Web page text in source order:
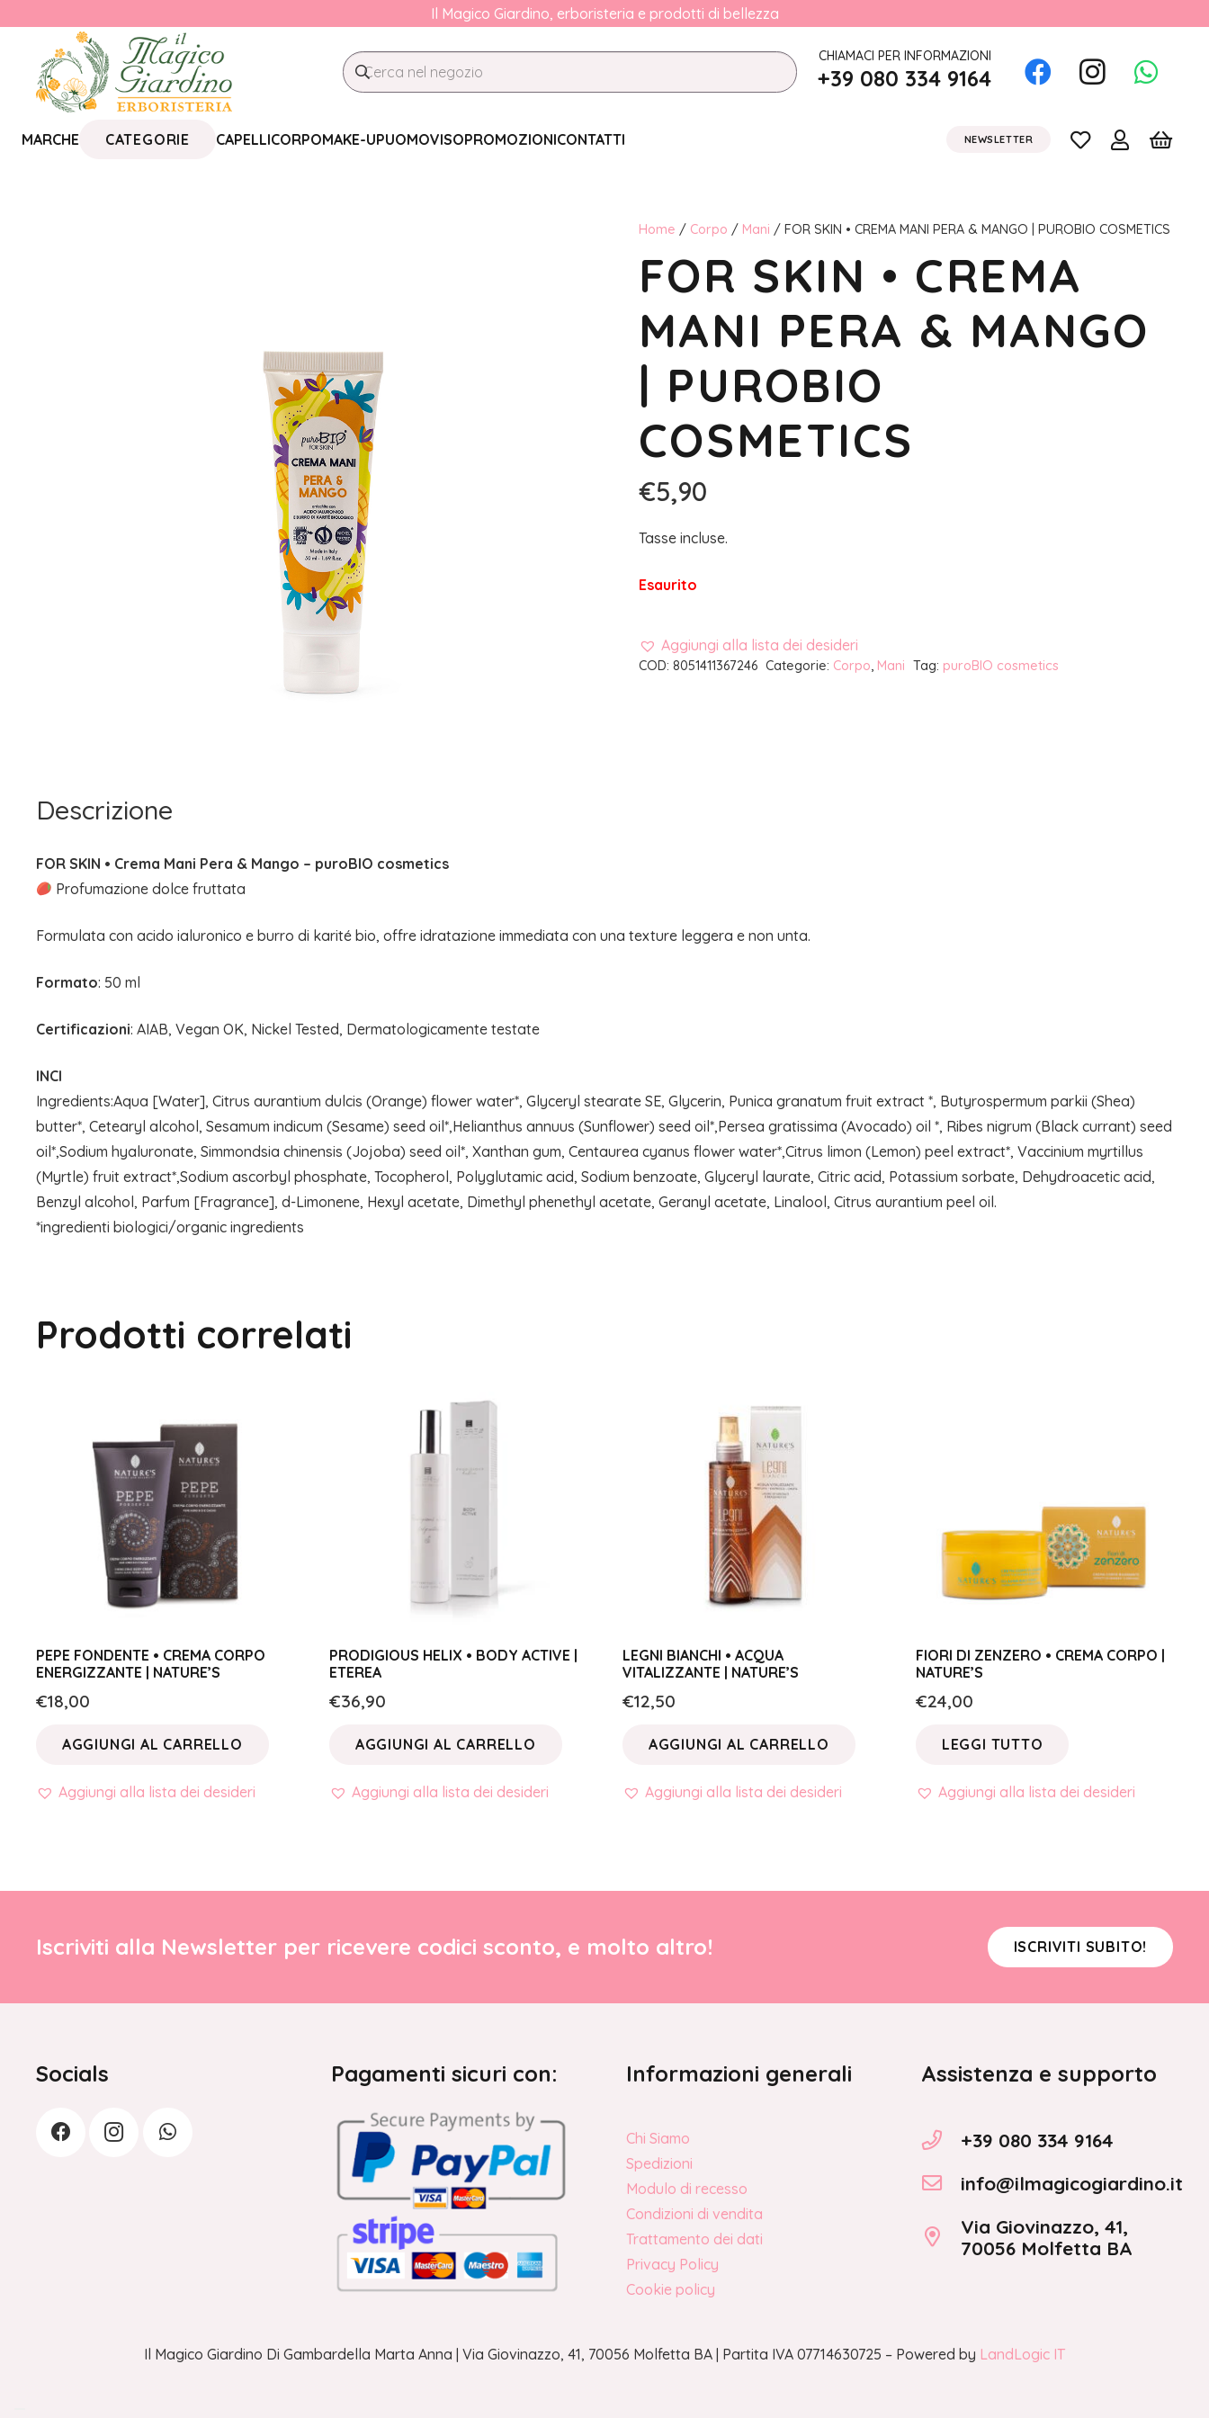
Il Magico Giardino, erboristeria e prodotti di bellezza
CHIAMACI PER INFORMAZIONI
+39 080 334 9164
MARCHE CATEGORIE CAPELLICORPOMAKE-UPUOMOVISOPROMOZIONICONTATTI NEWSLETTER
Home / Corpo / Mani / FOR SKIN • CREMA MANI PERA & MANGO | PUROBIO COSMETICS
FOR SKIN • CREMA
MANI PERA & MANGO
| PUROBIO
COSMETICS
€5,90
Tasse incluse.
Esaurito
Aggiungi alla lista dei desideri
COD: 8051411367246 Categorie: Corpo Mani Tag: puroBIO cosmetics
Descrizione
FOR SKIN • Crema Mani Pera & Mango – puroBIO cosmetics
Profumazione dolce fruttata
Formulata con acido ialuronico e burro di karité bio, offre idratazione immediata con una texture leggera e non unta.
Formato: 50 ml
Certificazioni: AIAB, Vegan OK, Nickel Tested, Dermatologicamente testate
INCI
Ingredients:Aqua [Water], Citrus aurantium dulcis (Orange) flower water*, Glyceryl stearate SE, Glycerin, Punica granatum fruit extract *, Butyrospermum parkii (Shea)
butter*, Cetearyl alcohol, Sesamum indicum (Sesame) seed oil*,Helianthus annuus (Sunflower) seed oil*,Persea gratissima (Avocado) oil *, Ribes nigrum (Black currant) seed
oil*,Sodium hyaluronate, Simmondsia chinensis (Jojoba) seed oil*, Xanthan gum, Centaurea cyanus flower water*,Citrus limon (Lemon) peel extract*, Vaccinium myrtillus
(Myrtle) fruit extract*,Sodium ascorbyl phosphate, Tocopherol, Polyglutamic acid, Sodium benzoate, Glyceryl laurate, Citric acid, Potassium sorbate, Dehydroacetic acid,
Benzyl alcohol, Parfum [Fragrance], d-Limonene, Hexyl acetate, Dimethyl phenethyl acetate, Geranyl acetate, Linalool, Citrus aurantium peel oil.
*ingredienti biologici/organic ingredients
Prodotti correlati
PEPE FONDENTE • CREMA CORPO
ENERGIZZANTE | NATURE’S
€18,00
AGGIUNGI AL CARRELLO
Aggiungi alla lista dei desideri
PRODIGIOUS HELIX • BODY ACTIVE |
ETEREA
€36,90
AGGIUNGI AL CARRELLO
Aggiungi alla lista dei desideri
LEGNI BIANCHI • ACQUA
VITALIZZANTE | NATURE’S
€12,50
AGGIUNGI AL CARRELLO
Aggiungi alla lista dei desideri
FIORI DI ZENZERO • CREMA CORPO |
NATURE’S
€24,00
LEGGI TUTTO
Aggiungi alla lista dei desideri
Iscriviti alla Newsletter per ricevere codici sconto, e molto altro! ISCRIVITI SUBITO!
Socials Pagamenti sicuri con: Informazioni generali
Chi Siamo
Spedizioni
Modulo di recesso
Condizioni di vendita
Trattamento dei dati
Privacy Policy
Cookie policy
Assistenza e supporto
+39 080 334 9164
info@ilmagicogiardino.it
Via Giovinazzo, 41,
70056 Molfetta BA
Il Magico Giardino Di Gambardella Marta Anna | Via Giovinazzo, 41, 70056 Molfetta BA | Partita IVA 07714630725 – Powered by LandLogic IT